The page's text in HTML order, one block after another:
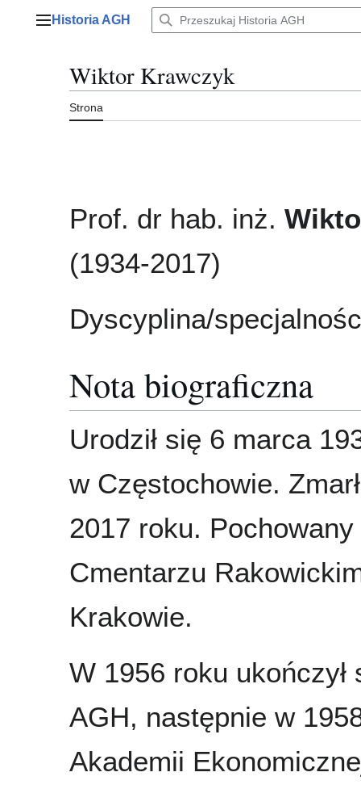
Menu główne
Historia AGH
Wiktor Krawczyk
Strona
Prof. dr hab. inż.
(1934-2017)
Dyscyplina/
Nota biograficzna
Urodził się 6 marca
w Częstochowie.
2017 roku. Pochowany
Cmentarzu
Krakowie.
W 1956 roku ukończył
AGH, następnie w
Akademii